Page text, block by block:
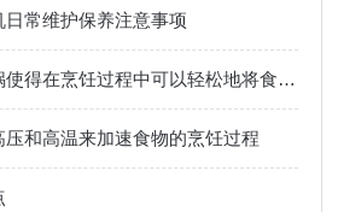
常维护保养注意事项
可倾电加热夹层锅使得在烹饪过程中可以轻松地将食物或液体倒出
和高温来加速食物的烹饪过程